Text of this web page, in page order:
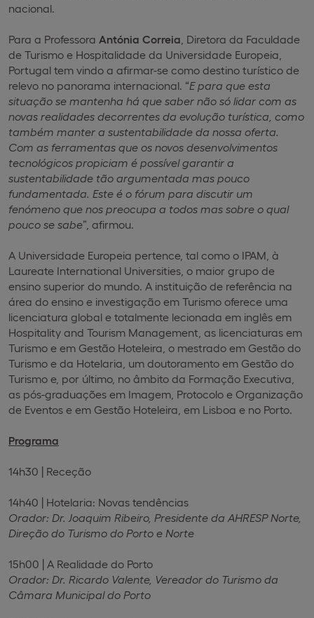
nacional.
Para a Professora Antónia Correia , Diretora da Faculdade
de Turismo e Hospitalidade da Universidade Europeia,
Portugal tem vindo a afirmar-se como destino turístico de
relevo no panorama internacional. “E para que esta
situação se mantenha há que saber não só lidar com as
novas realidades decorrentes da evolução turística, como
também manter a sustentabilidade da nossa oferta.
Com as ferramentas que os novos desenvolvimentos
tecnológicos propiciam é possível garantir a
sustentabilidade tão argumentada mas pouco
fundamentada. Este é o fórum para discutir um
fenómeno que nos preocupa a todos mas sobre o qual
pouco se sabe”, afirmou.
A Universidade Europeia pertence, tal como o IPAM, à
Laureate International Universities, o maior grupo de
ensino superior do mundo. A instituição de referência na
área do ensino e investigação em Turismo oferece uma
licenciatura global e totalmente lecionada em inglês em
Hospitality and Tourism Management, as licenciaturas em
Turismo e em Gestão Hoteleira, o mestrado em Gestão do
Turismo e da Hotelaria, um doutoramento em Gestão do
Turismo e, por último, no âmbito da Formação Executiva,
as pós-graduações em Imagem, Protocolo e Organização
de Eventos e em Gestão Hoteleira, em Lisboa e no Porto.
Programa
14h30 | Receção
14h40 | Hotelaria: Novas tendências
Orador: Dr. Joaquim Ribeiro, Presidente da AHRESP Norte,
Direção do Turismo do Porto e Norte
15h00 | A Realidade do Porto
Orador: Dr. Ricardo Valente, Vereador do Turismo da
Câmara Municipal do Porto